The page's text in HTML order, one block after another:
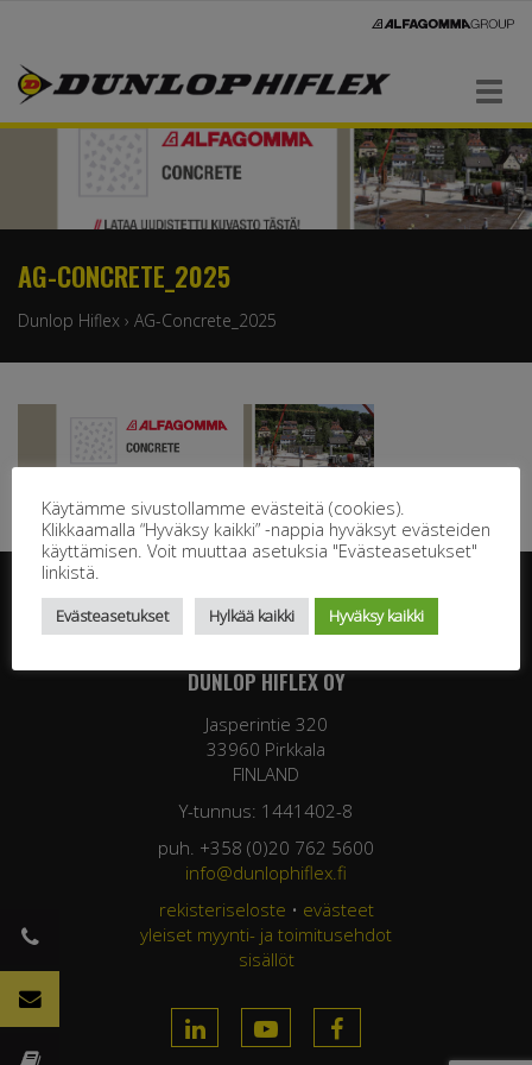
Navigaatio
AG-CONCRETE_2025
Dunlop Hiflex › AG-Concrete_2025
DUNLOP HIFLEX OY
Jasperintie 320
33960 Pirkkala
FINLAND
Y-tunnus: 1441402-8
puh. +358 (0)20 762 5600
info@dunlophiflex.fi
rekisteriseloste • evästeet
yleiset myynti- ja toimitusehdot
sisällöt
Käytämme sivustollamme evästeitä (cookies).
Klikkaamalla “Hyväksy kaikki” -nappia hyväksyt evästeiden
käyttämisen. Voit muuttaa asetuksia "Evästeasetukset"
linkistä.
Evästeasetukset Hylkää kaikki Hyväksy kaikki